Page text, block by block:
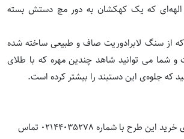
که یک کهکشان به دور مچ دستش بسته
از سنگ لابرادوریت صاف و طبیعی ساخته شده
شما می توانید شاهد چندین مهره‌ که با طلای
که جلوه‌ی این دستبند را بیشتر کرده است.
در صورت تمایل برای خرید این طرح با شماره 02144035278 تماس